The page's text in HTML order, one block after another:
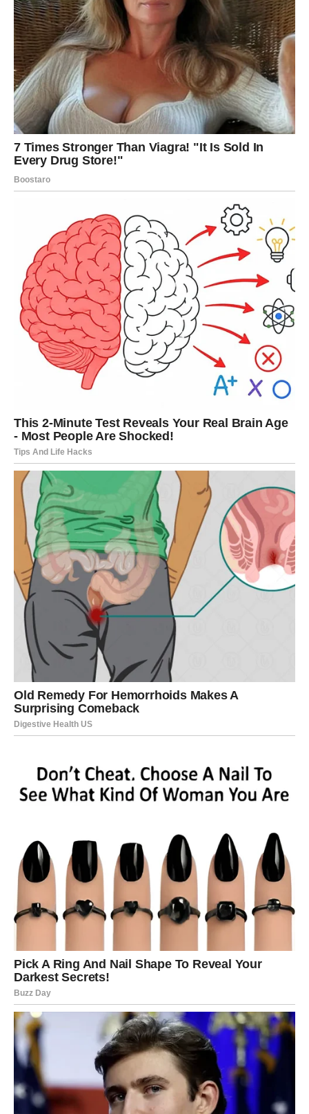
Najvažnija istina koja dolazi za Ribe u ovom periodu jeste
spoznaja sopstvene snage. Mnogi pripadnici ovog znaka
shvatiće da su mnogo jači nego što su mislili.
Možda ste dugo praštali, pokušavali da razumete druge i
davali šanse ljudima koji to nisu uvek zaslužili. Međutim,
sada dolazi trenutak kada shvatate da vaše srce zaslužuje
iskrenost i poštovanje.
Ovo je period u kojem učite da birate ljude koji vas vole